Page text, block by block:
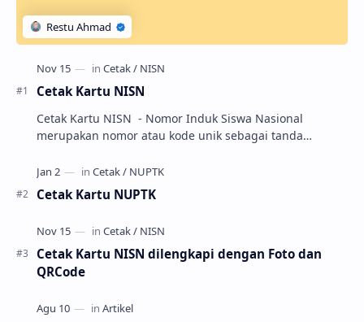
Cetak Kartu NISN
Cetak Kartu NISN - Nomor Induk Siswa Nasional
merupakan nomor atau kode unik sebagai tanda
Cetak Kartu NUPTK
Cetak Kartu NISN dilengkapi dengan Foto dan
QRCode